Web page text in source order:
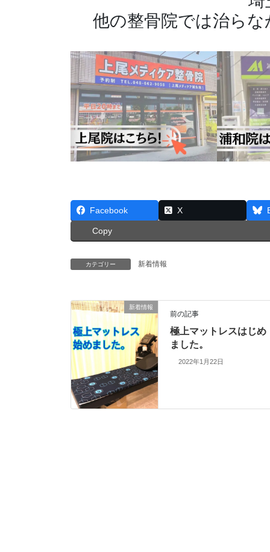
他の整骨院では治ら
Facebook X
Copy
カテゴリー 新着情報
新着情報
前の記事
極上マットレスはじめ
ました。
2022年1月22日